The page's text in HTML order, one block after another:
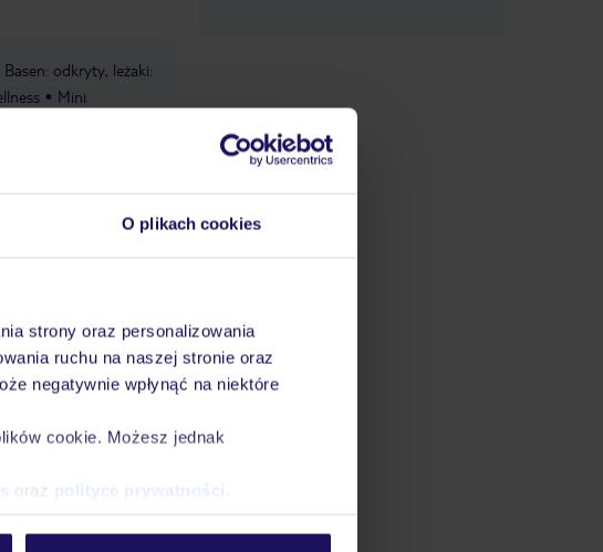
O plikach cookies
strony oraz personalizowania
ruchu na naszej stronie oraz
negatywnie wpłynąć na niektóre
cookie. Możesz jednak
oraz polityce prywatności
Basen: odkryty, leżaki:
Mini